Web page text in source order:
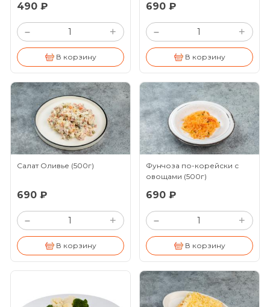
490 ₽
– +
В корзину
690 ₽
– +
В корзину
Салат Оливье (500г)
690 ₽
– +
В корзину
Фунчоза по-корейски с
овощами (500г)
690 ₽
– +
В корзину